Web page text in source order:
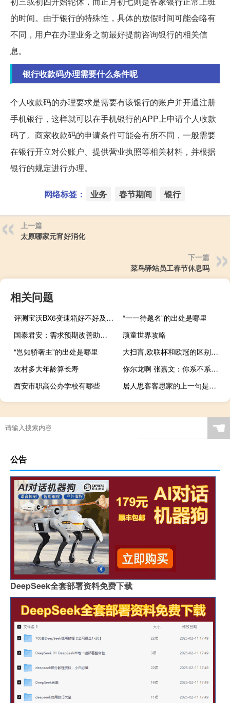
的时间。由于银行的特殊性，具体的放假时间可能会略有
不同，用户在办理业务之前最好提前咨询银行的相关信
息。
银行收款码办理需要什么条件呢
个人收款码的办理要求是需要有该银行的账户并开通注册
手机银行，这样就可以在手机银行的APP上申请个人收款
码了。商家收款码的申请条件可能会有所不同，一般需要
在银行开立对公账户、提供营业执照等相关材料，并根据
银行的规定进行办理。
网络标签： 业务 春节期间 银行
上一篇
太原哪家元宵好消化
下一篇
菜鸟驿站员工春节休息吗
相关问题
评测宝沃BX6变速箱好不好及宝沃BX6动力怎么样
“一一待题名”的出处是哪里
国泰君安；需求预期改善助力 铜价或强势上行
顽童世界攻略
“岂知骄奢主”的出处是哪里
大扫盲,欧联杯和欧冠的区别是什么 足球欧冠和欧洲杯的区别
农村多大年龄算长寿
你尔龙啊 张嘉文：你系不系尔多龙什么梗
西安市职高公办学校有哪些
居人思客客思家的上一句是什么
☚
公告
DeepSeek全套部署资料免费下载